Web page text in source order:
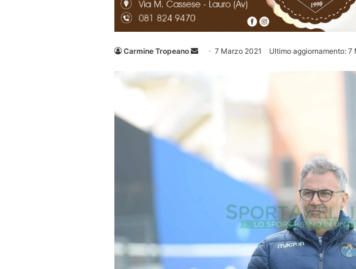
Carmine Tropeano
Invia 7 Marzo 2021 Ultimo aggiornamento: 7